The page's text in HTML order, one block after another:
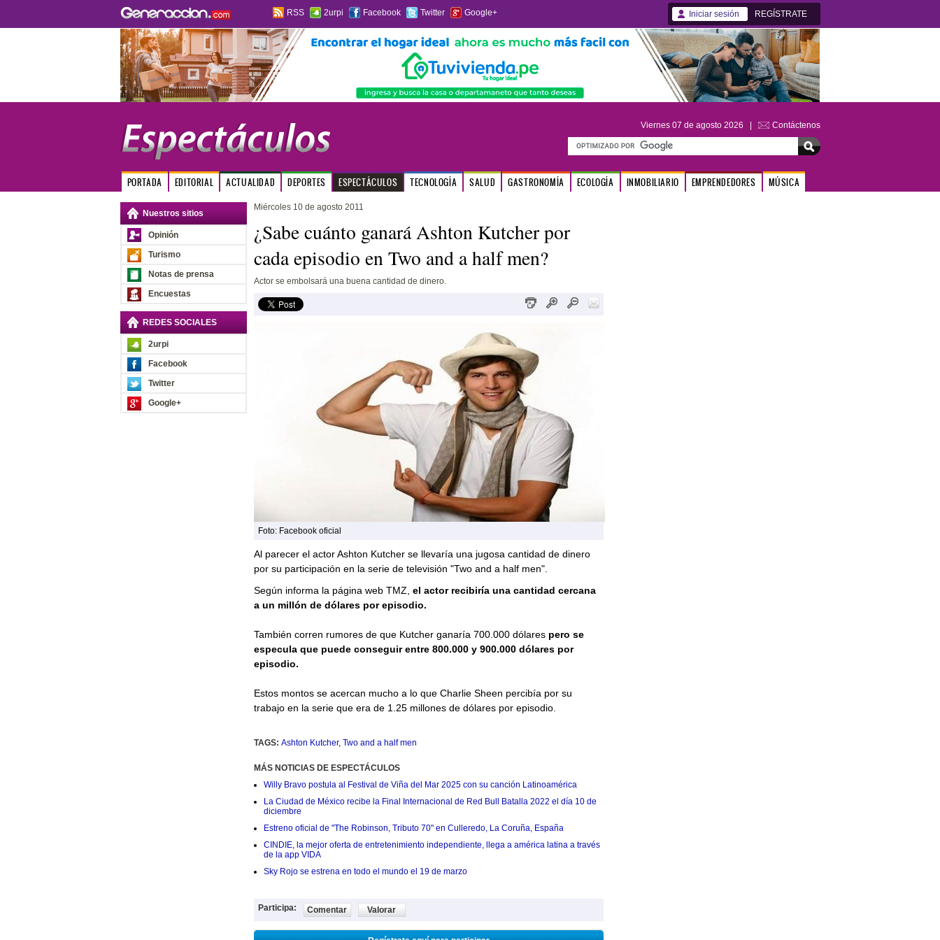
RSS 2urpi Facebook Twitter Google+ Iniciar sesión REGÍSTRATE
Viernes 07 de agosto 2026 | Contáctenos
PORTADA EDITORIAL ACTUALIDAD DEPORTES ESPECTÁCULOS TECNOLOGÍA SALUD GASTRONOMÍA ECOLOGÍA INMOBILIARIO EMPRENDEDORES MÚSICA
Nuestros sitios
Opinión
Turismo
Notas de prensa
Encuestas
REDES SOCIALES
2urpi
Facebook
Twitter
Google+
Miércoles 10 de agosto 2011
¿Sabe cuánto ganará Ashton Kutcher por
cada episodio en Two and a half men?
Actor se embolsará una buena cantidad de dinero.
Foto: Facebook oficial
Al parecer el actor Ashton Kutcher se llevaría una jugosa cantidad de dinero
por su participación en la serie de televisión "Two and a half men".
Según informa la página web TMZ, el actor recibiría una cantidad cercana
a un millón de dólares por episodio.
También corren rumores de que Kutcher ganaría 700.000 dólarespero se
especula que puede conseguir entre 800.000 y 900.000 dólares por
episodio.
Estos montos se acercan mucho a lo que Charlie Sheen percibía por su
trabajo en la serie que era de 1.25 millones de dólares por episodio.
TAGS: Ashton Kutcher, Two and a half men
MÁS NOTICIAS DE ESPECTÁCULOS
Willy Bravo postula al Festival de Viña del Mar 2025 con su canción Latinoamérica
La Ciudad de México recibe la Final Internacional de Red Bull Batalla 2022 el día 10 de
diciembre
Estreno oficial de "The Robinson, Tributo 70" en Culleredo, La Coruña, España
CINDIE, la mejor oferta de entretenimiento independiente, llega a américa latina a través
de la app VIDA
Sky Rojo se estrena en todo el mundo el 19 de marzo
Participa: Comentar Valorar